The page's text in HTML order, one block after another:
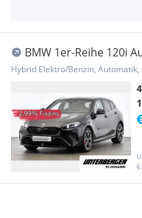
BMW 1er-Reihe 120i
Hybrid Elektro/Benzin,